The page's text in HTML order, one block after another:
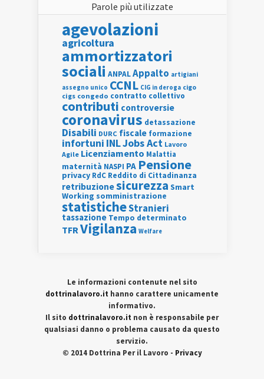
Parole più utilizzate
agevolazioni
agricoltura
ammortizzatori
sociali ANPALAppalto artigiani
assegno unico CCNL CIG in deroga cigo
cigs congedo contratto collettivo
contributi controversie
coronavirus detassazione
Disabili DURC fiscale formazione
infortuni INLJobs Act Lavoro
Agile Licenziamento Malattia
maternità NASPI PA Pensione
privacy RdC Reddito di Cittadinanza
retribuzionesicurezza Smart
Working somministrazione
statisticheStranieri
tassazione Tempo determinato
TFRVigilanza Welfare
Le informazioni contenute nel sito
dottrinalavoro.it hanno carattere unicamente
informativo.
Il sito dottrinalavoro.it non è responsabile per
qualsiasi danno o problema causato da questo
servizio.
© 2014 Dottrina Per il Lavoro - Privacy